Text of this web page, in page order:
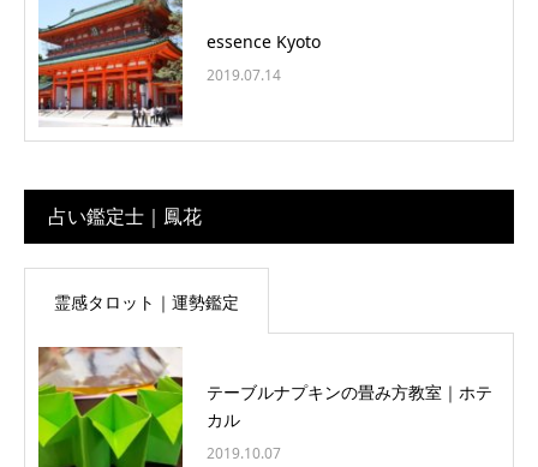
essence Kyoto
2019.07.14
占い鑑定士｜鳳花
霊感タロット｜運勢鑑定
テーブルナプキンの畳み方教室｜ホテ
カル
2019.10.07